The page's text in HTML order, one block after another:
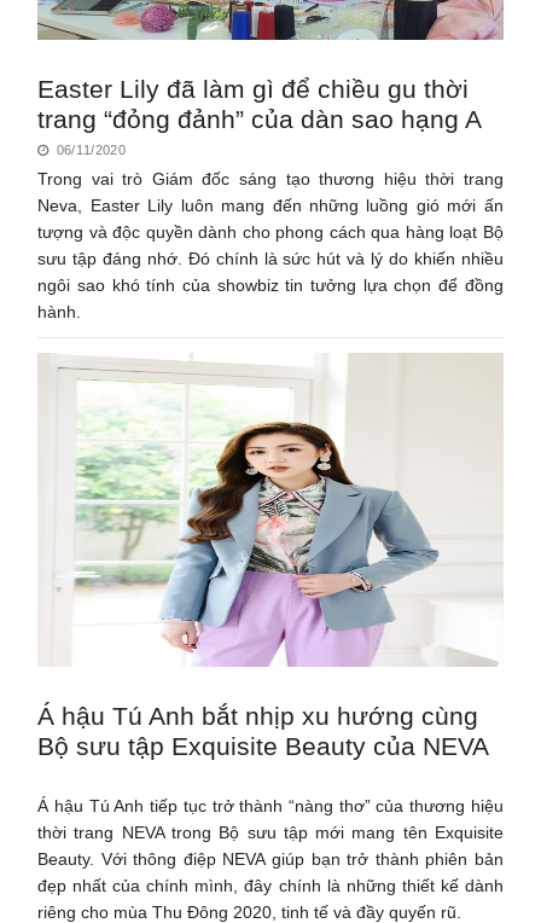
Easter Lily đã làm gì để chiều gu thời
trang “đỏng đảnh” của dàn sao hạng A
06/11/2020
Trong vai trò Giám đốc sáng tạo thương hiệu thời trang
Neva, Easter Lily luôn mang đến những luồng gió mới ấn
tượng và độc quyền dành cho phong cách qua hàng loạt Bộ
sưu tập đáng nhớ. Đó chính là sức hút và lý do khiến nhiều
ngôi sao khó tính của showbiz tin tưởng lựa chọn để đồng
hành.
Á hậu Tú Anh bắt nhịp xu hướng cùng
Bộ sưu tập Exquisite Beauty của NEVA
Á hậu Tú Anh tiếp tục trở thành “nàng thơ” của thương hiệu
thời trang NEVA trong Bộ sưu tập mới mang tên Exquisite
Beauty. Với thông điệp NEVA giúp bạn trở thành phiên bản
đẹp nhất của chính mình, đây chính là những thiết kế dành
riêng cho mùa Thu Đông 2020, tinh tế và đầy quyến rũ.